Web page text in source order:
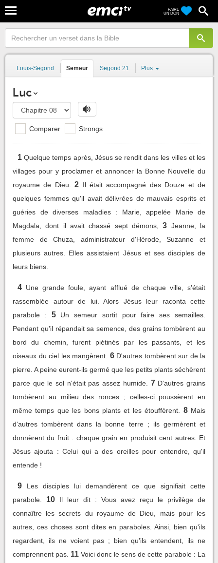
FAIRE
UN DON
Louis-Segond Semeur Segond 21 Plus
Luc
Comparer Strongs
1 Quelque temps après, Jésus se rendit dans les villes et les
villages pour y proclamer et annoncer la Bonne Nouvelle du
royaume de Dieu.
2 Il était accompagné des Douze et de
quelques femmes qu'il avait délivrées de mauvais esprits et
guéries de diverses maladies : Marie, appelée Marie de
Magdala, dont il avait chassé sept démons,
3 Jeanne, la
femme de Chuza, administrateur d'Hérode, Suzanne et
plusieurs autres. Elles assistaient Jésus et ses disciples de
leurs biens.
4 Une grande foule, ayant afflué de chaque ville, s'était
rassemblée autour de lui. Alors Jésus leur raconta cette
parabole :
5
Un semeur sortit pour faire ses semailles.
Pendant qu'il répandait sa semence, des grains tombèrent au
bord du chemin, furent piétinés par les passants, et les
oiseaux du ciel les mangèrent. 6 D'autres tombèrent sur de la
pierre. A peine eurent-ils germé que les petits plants séchèrent
parce que le sol n'était pas assez humide.
7 D'autres grains
tombèrent au milieu des ronces ; celles-ci poussèrent en
même temps que les bons plants et les étouffèrent.
8 Mais
d'autres tombèrent dans la bonne terre ; ils germèrent et
donnèrent du fruit : chaque grain en produisit cent autres. Et
Jésus ajouta : Celui qui a des oreilles pour entendre, qu'il
entende !
9
Les disciples lui demandèrent ce que signifiait cette
parabole.
10
Il leur dit : Vous avez reçu le privilège de
connaître les secrets du royaume de Dieu, mais pour les
autres, ces choses sont dites en paraboles. Ainsi, bien qu'ils
regardent, ils ne voient pas ; bien qu'ils entendent, ils ne
comprennent pas. 11 Voici donc le sens de cette parabole : La